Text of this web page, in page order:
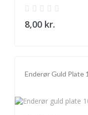
8,00 kr.
Enderør Guld Plate